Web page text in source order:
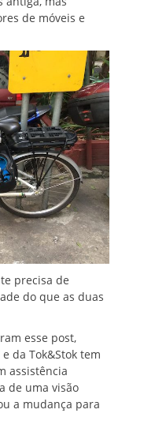
de móveis e
precisa de
do que as duas
esse post,
da Tok&Stok tem
assistência
de uma visão
a mudança para